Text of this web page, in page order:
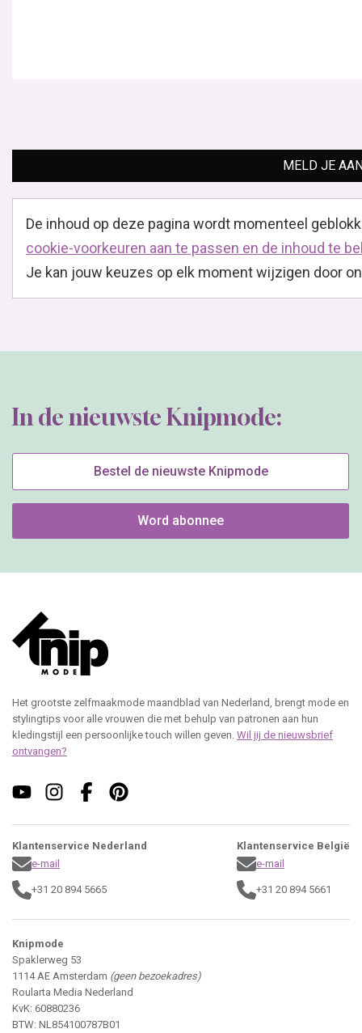
MELD JE
De inhoud op deze pagina wordt momenteel
cookie-voorkeuren aan te passen en de inhoud te
Je kan jouw keuzes op elk moment wijzigen door
In de nieuwste Knipmode:
Bestel de nieuwste Knipmode
Word abonnee
Het grootste zelfmaakmode maandblad van Nederland, brengt mode en
stylingtips voor alle vrouwen die met behulp van patronen aan hun
kledingstijl een persoonlijke touch willen geven. Wil jij de nieuwsbrief
ontvangen?
Klantenservice Nederland
e-mail
+31 20 894 5665
Klantenservice België
e-mail
+31 20 894 5661
Knipmode
Spaklerweg 53
1114 AE Amsterdam (geen bezoekadres)
Roularta Media Nederland
KvK: 60880236
BTW: NL854100787B01